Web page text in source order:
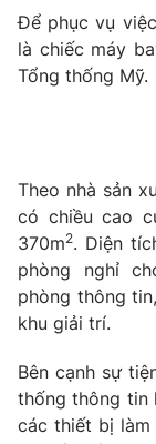
Nhân vật
Khán giả
Điện ảnh
Âm nhạc
Đời sống
Du lịch
Học trực tuyến
Hitech Công
Sản phẩm
Thị trường
Tư vấn
Giao lưu trực
Lịch phát sóng
Chuyên mục khác
Emagazine
Để phục vụ
là chiếc máy
Tổng thống Mỹ.
Theo nhà sản
có chiều cao
370m2. Diện
phòng nghỉ
phòng thông
khu giải trí.
Bên cạnh sự
thống thông tin
các thiết bị làm